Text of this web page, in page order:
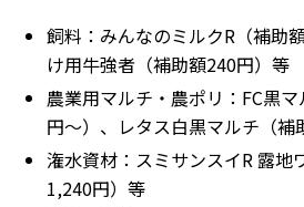
飼料：みんなのミルクR（補助
け用牛強者（補助額240円）等
農業用マルチ・農ポリ：FC黒
円〜）、レタス白黒マルチ（補
潅水資材：スミサンスイR 露地
1,240円）等